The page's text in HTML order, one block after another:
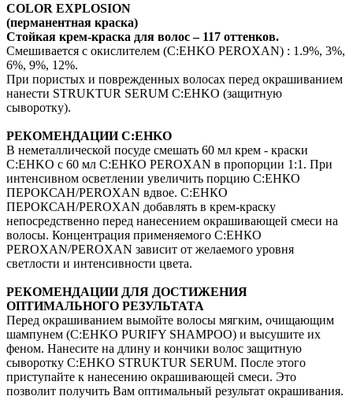
COLOR EXPLOSION
(перманентная краска)
Стойкая крем-краска для волос – 117 оттенков.
Смешивается с окислителем (C:EHKO PEROXAN) : 1.9%, 3%,
6%, 9%, 12%.
При пористых и поврежденных волосах перед окрашиванием
нанести STRUKTUR SERUM C:EHKO (защитную
сыворотку).
РЕКОМЕНДАЦИИ C:EHKO
В неметаллической посуде смешать 60 мл крем - краски
C:EHKO с 60 мл С:ЕНКО PEROXAN в пропорции 1:1. При
интенсивном осветлении увеличить порцию С:ЕНКО
ПЕРОКСАН/PEROXAN вдвое. С:ЕНКО
ПЕРОКСАН/PEROXAN добавлять в крем-краску
непосредственно перед нанесением окрашивающей смеси на
волосы. Концентрация применяемого С:ЕНКО
PEROXAN/PEROXAN зависит от желаемого уровня
светлости и интенсивности цвета.
РЕКОМЕНДАЦИИ ДЛЯ ДОСТИЖЕНИЯ
ОПТИМАЛЬНОГО РЕЗУЛЬТАТА
Перед окрашиванием вымойте волосы мягким, очищающим
шампунем (C:EHKO PURIFY SHAMPOO) и высушите их
феном. Нанесите на длину и кончики волос защитную
сыворотку C:EHKO STRUKTUR SERUM. После этого
приступайте к нанесению окрашивающей смеси. Это
позволит получить Вам оптимальный результат окрашивания.